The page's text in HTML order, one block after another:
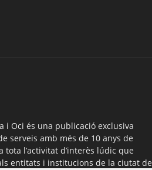
i Oci és una publicació exclusiva
serveis amb més de 10 anys de
l’activitat d’interès lúdic que
entitats i institucions de la ciutat de